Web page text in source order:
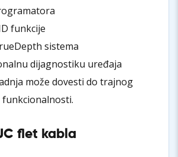
funkcije
sistema
dijagnostiku uređaja
može dovesti do trajnog
funkcionalnosti.
flet kabla